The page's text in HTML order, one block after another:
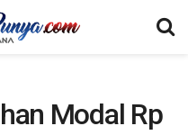
Modal Rp